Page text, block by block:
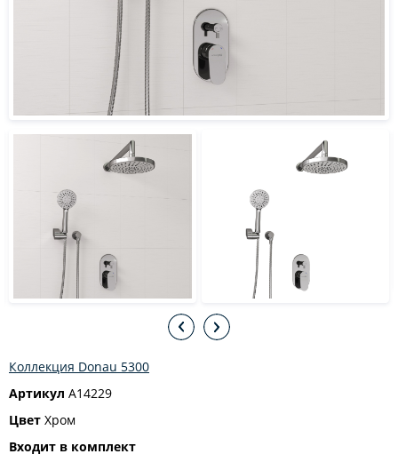
Коллекция Donau 5300
Артикул A14229
Цвет Хром
Входит в комплект